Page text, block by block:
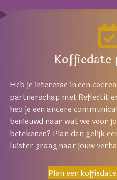
Koffiedate
Heb je interesse in een
partnerschap met Reflectit
heb je een andere
benieuwd naar wat we voor
betekenen? Plan dan gelijk
luister graag naar jouw
Plan een